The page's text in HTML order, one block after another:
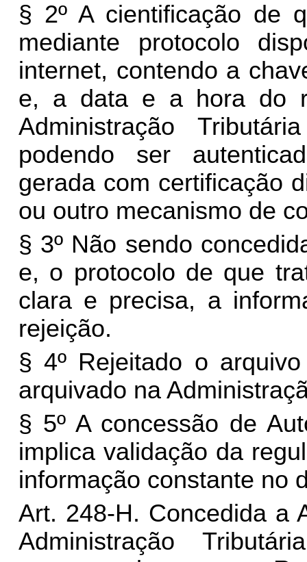
§ 2º A cientificação de
mediante protocolo
internet, contendo a
e, a data e a hora do
Administração
podendo ser
gerada com certificação
ou outro mecanismo de
§ 3º Não sendo
e, o protocolo de que
clara e precisa, a
rejeição.
§ 4º Rejeitado o
arquivado na
§ 5º A concessão de
implica validação da
informação constante no
Art. 248-H. Concedida a
Administração